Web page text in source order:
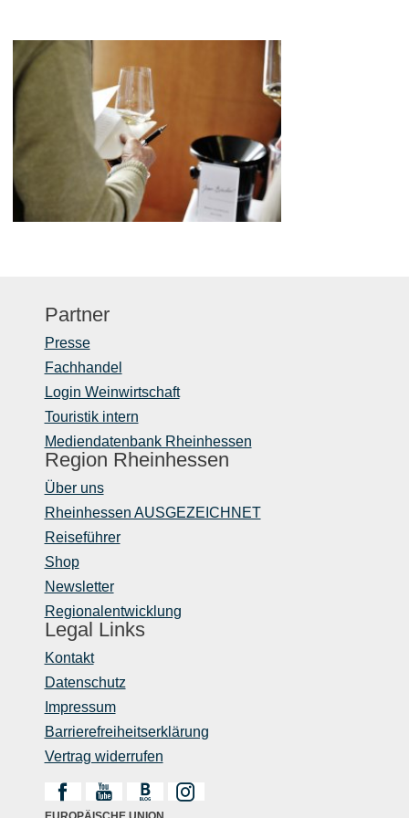
Partner
Presse
Fachhandel
Login Weinwirtschaft
Touristik intern
Mediendatenbank Rheinhessen
Region Rheinhessen
Über uns
Rheinhessen AUSGEZEICHNET
Reiseführer
Shop
Newsletter
Regionalentwicklung
Legal Links
Kontakt
Datenschutz
Impressum
Barrierefreiheitserklärung
Vertrag widerrufen